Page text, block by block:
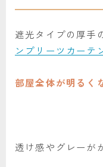
遮光タイプの厚手
ンプリーツカーテ
部屋全体が明るく
透け感やグレーが